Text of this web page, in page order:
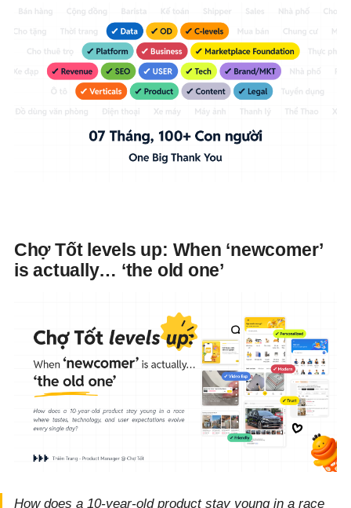
Chợ Tốt levels up: When ‘newcomer’
is actually… ‘the old one’
How does a 10-year-old product stay young in a race